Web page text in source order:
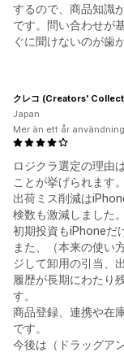
するので、商品知識
です。問い合わせが
ぐに聞けないのが歯
ロジクラ選定の理由
ことが挙げられます。
出荷ミス削減は
検数も激減しました。
初期投資もiPhoneだ
また、（本来の使い
ジして卸用の引当、
履歴が長期にわたり
す。
商品登録、連携や在
です。
今後は（ドラッグア
クレコ (Creators'
Japan
Mer än ett år